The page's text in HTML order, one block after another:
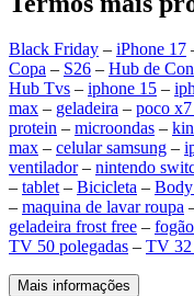
Black Friday – iPhone 17
Copa – S26 – Hub de
Hub Tvs – iphone 15 –
max – geladeira – poco
protein – microondas –
max – celular samsung –
ventilador– nintendo
– tablet– Bicicleta –
– maquina de lavar roupa
geladeira frost free –
TV 50 polegadas – TV 32
Mais informações